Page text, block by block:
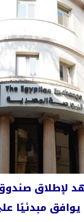
لإطلاق
مبدئيًا